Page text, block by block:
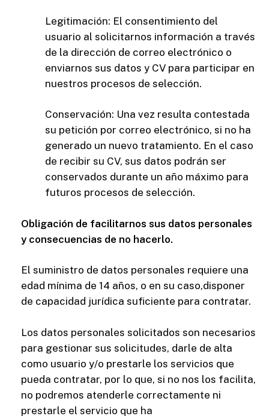
Legitimación: El consentimiento del
usuario al solicitarnos información a través
de la dirección de correo electrónico o
enviarnos sus datos y CV para participar en
nuestros procesos de selección.
Conservación: Una vez resulta contestada
su petición por correo electrónico, si no ha
generado un nuevo tratamiento. En el caso
de recibir su CV, sus datos podrán ser
conservados durante un año máximo para
futuros procesos de selección.
Obligación de facilitarnos sus datos personales
y consecuencias de no hacerlo.
El suministro de datos personales requiere una
edad mínima de 14 años, o en su caso,disponer
de capacidad jurídica suficiente para contratar.
Los datos personales solicitados son necesarios
para gestionar sus solicitudes, darle de alta
como usuario y/o prestarle los servicios que
pueda contratar, por lo que, si no nos los facilita,
no podremos atenderle correctamente ni
prestarle el servicio que ha